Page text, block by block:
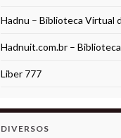
Hadnu – Biblioteca Virtual
Hadnuit.com.br –
Liber 777
DIVERSOS